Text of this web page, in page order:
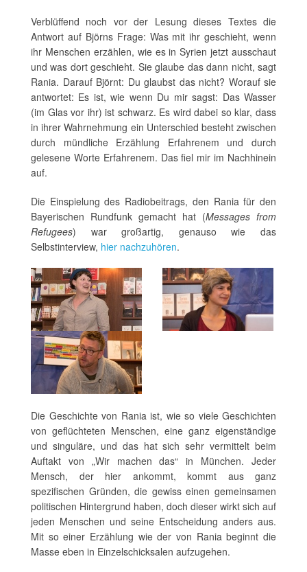
Verblüffend noch vor der Lesung dieses Textes die
Antwort auf Björns Frage: Was mit ihr geschieht, wenn
ihr Menschen erzählen, wie es in Syrien jetzt ausschaut
und was dort geschieht. Sie glaube das dann nicht, sagt
Rania. Darauf Björnt: Du glaubst das nicht? Worauf sie
antwortet: Es ist, wie wenn Du mir sagst: Das Wasser
(im Glas vor ihr) ist schwarz. Es wird dabei so klar, dass
in ihrer Wahrnehmung ein Unterschied besteht zwischen
durch mündliche Erzählung Erfahrenem und durch
gelesene Worte Erfahrenem. Das fiel mir im Nachhinein
auf.
Die Einspielung des Radiobeitrags, den Rania für den
Bayerischen Rundfunk gemacht hat (Messages from
Refugees) war großartig, genauso wie das
Selbstinterview, hier nachzuhören.
Die Geschichte von Rania ist, wie so viele Geschichten
von geflüchteten Menschen, eine ganz eigenständige
und singuläre, und das hat sich sehr vermittelt beim
Auftakt von „Wir machen das“ in München. Jeder
Mensch, der hier ankommt, kommt aus ganz
spezifischen Gründen, die gewiss einen gemeinsamen
politischen Hintergrund haben, doch dieser wirkt sich auf
jeden Menschen und seine Entscheidung anders aus.
Mit so einer Erzählung wie der von Rania beginnt die
Masse eben in Einzelschicksalen aufzugehen.